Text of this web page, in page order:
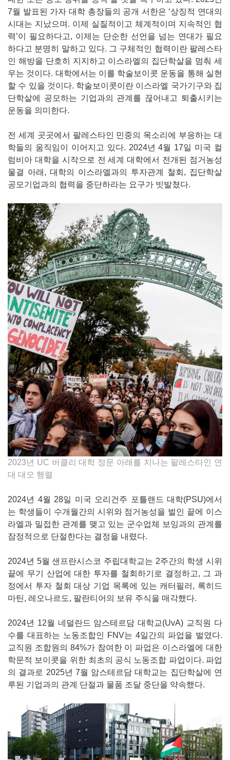
7월 발표된 가자 대학 총장들의 공개 서한은 ‘상징적 연대의
시대는 지났으며. 이제 실질적이고 체계적이며 지속적인 협
력’이 필요하다고, 이제는 단순한 선언을 넘는 연대가 필요
하다고 분명히 말하고 있다. 그 구체적인 협력이란 팔레스타
인 해방을 단호히 지지하고 이스라엘의 집단학살을 멈춰 세
우는 것이다. 대학에서는 이를 학술보이콧 운동을 통해 실현
할 수 있을 것이다. 학술보이콧이란 이스라엘 국가기구와 집
단학살에 공모하는 기업과의 관계를 끊어내고 퇴출시키는
운동을 의미한다.
전 세계 곳곳에서 팔레스타인 민중의 목소리에 부응하는 대
학들의 움직임이 이어지고 있다. 2024년 4월 17일 미국 컬
럼비아 대학을 시작으로 전 세계 대학에서 전개된 점거농성
물결 아래, 대학의 이스라엘과의 투자관계 철회, 집단학살
공모기업과의 협력을 중단하라는 요구가 빗발쳤다.
2023년 UC 버클리 대학 정문 아래를 지나는 팔레스타인 연
대 대오 행렬
2024년 4월 28일 미국 오리건주 포틀랜드 대학(PSU)에서
는 학생들이 수개월간의 시위와 점거농성을 벌인 끝에 이스
라엘과 밀접한 관계를 맺고 있는 군수업체 보잉과의 관계를
잠정적으로 단절한다는 결정을 내렸다.
2024년 5월 샌프란시스코 주립대학교는 2주간의 학생 시위
끝에 무기 산업에 대한 투자를 철회하기로 결정하고, 그 과
정에서 투자 철회 대상 기업 목록에 있는 캐터필러, 록히드
마틴, 레오나르도, 팔란티어의 보유 주식을 매각했다.
2024년 12월 네덜란드 암스테르담 대학교(UvA) 교직원 다
수를 대표하는 노동조합인 FNV는 4일간의 파업을 벌였다.
교직원 조합원의 84%가 참여한 이 파업은 이스라엘에 대한
학문적 보이콧을 위한 최초의 공식 노동조합 파업이다. 파업
의 결과로 2025년 7월 암스테르담 대학교는 집단학살에 연
루된 기업과의 관계 단절과 물품 조달 중단을 약속했다.